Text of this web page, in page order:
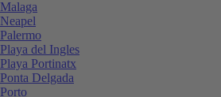
Malaga
Neapel
Palermo
Playa del Ingles
Playa Portinatx
Ponta Delgada
Porto